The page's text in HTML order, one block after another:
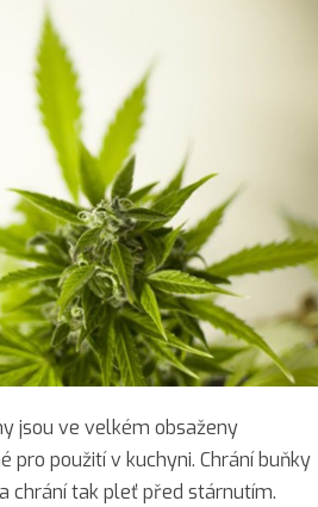
jsou ve velkém obsaženy
pro použití v kuchyni. Chrání buňky
chrání tak pleť před stárnutím.